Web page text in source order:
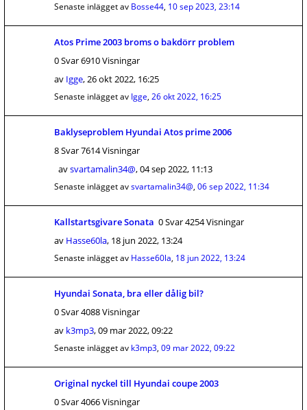
Senaste inlägget av Bosse44, 10 sep 2023, 23:14
Atos Prime 2003 broms o bakdörr problem
0 Svar 6910 Visningar
av Igge,26 okt 2022, 16:25
Senaste inlägget av Igge, 26 okt 2022, 16:25
Baklyseproblem Hyundai Atos prime 2006
8 Svar 7614 Visningar
avsvartamalin34@,04 sep 2022, 11:13
Senaste inlägget avsvartamalin34@, 06 sep 2022, 11:34
Kallstartsgivare Sonata 0 Svar 4254 Visningar
av Hasse60la, 18 jun 2022, 13:24
Senaste inlägget av Hasse60la, 18 jun 2022, 13:24
Hyundai Sonata, bra eller dålig bil?
0 Svar 4088 Visningar
av k3mp3,09 mar 2022, 09:22
Senaste inlägget av k3mp3, 09 mar 2022, 09:22
Original nyckel till Hyundai coupe 2003
0 Svar 4066 Visningar